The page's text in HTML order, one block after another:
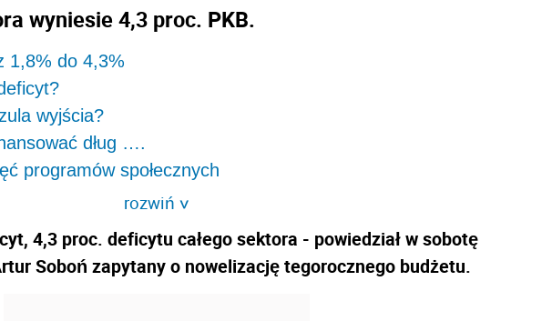
wyniesie 4,3 proc. PKB.
1,8% do 4,3%
wyjścia?
dług ….
programów społecznych
rozwiń>
4,3 proc. deficytu całego sektora - powiedział w sobotę
Soboń zapytany o nowelizację tegorocznego budżetu.